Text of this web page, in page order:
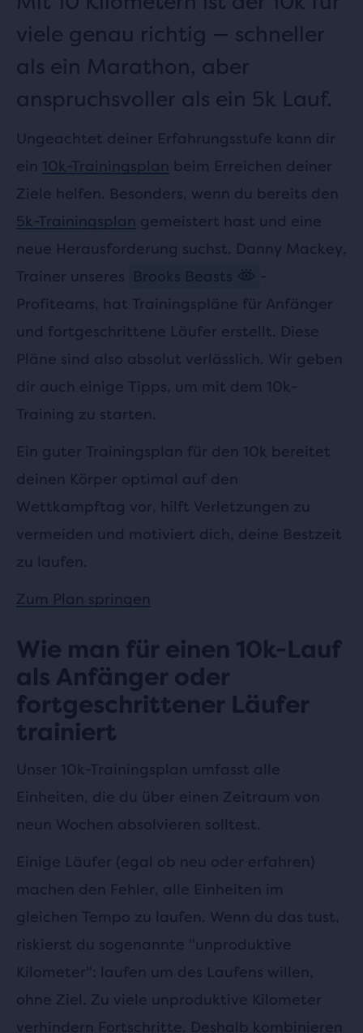
viele genau richtig — schneller
als ein Marathon, aber
anspruchsvoller als ein 5k Lauf.
Ungeachtet deiner Erfahrungsstufe kann dir
ein 10k-Trainingsplan beim Erreichen deiner
Ziele helfen. Besonders, wenn du bereits den
5k-Trainingsplan gemeistert hast und eine
neue Herausforderung suchst. Danny Mackey,
Trainer unseres
-
Profiteams, hat Trainingspläne für Anfänger
und fortgeschrittene Läufer erstellt. Diese
Pläne sind also absolut verlässlich. Wir geben
dir auch einige Tipps, um mit dem 10k-
Training zu starten.
Ein guter Trainingsplan für den 10k bereitet
deinen Körper optimal auf den
Wettkampftag vor, hilft Verletzungen zu
vermeiden und motiviert dich, deine Bestzeit
zu laufen.
Zum Plan springen
Wie man für einen 10k-Lauf
als Anfänger oder
fortgeschrittener Läufer
trainiert
Unser 10k-Trainingsplan umfasst alle
Einheiten, die du über einen Zeitraum von
neun Wochen absolvieren solltest.
Einige Läufer (egal ob neu oder erfahren)
machen den Fehler, alle Einheiten im
gleichen Tempo zu laufen. Wenn du das tust,
riskierst du sogenannte "unproduktive
Kilometer": laufen um des Laufens willen,
ohne Ziel. Zu viele unproduktive Kilometer
verhindern Fortschritte. Deshalb kombinieren